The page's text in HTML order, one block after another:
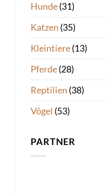
Hunde(31)
Katzen (35)
Kleintiere(13)
Pferde(28)
Reptilien (38)
Vögel (53)
PARTNER